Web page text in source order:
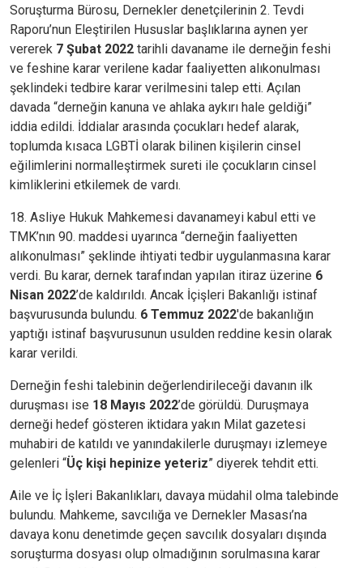
Soruşturma Bürosu, Dernekler denetçilerinin 2. Tevdi
Raporu’nun Eleştirilen Hususlar başlıklarına aynen yer
vererek 7 Şubat 2022 tarihli davaname ile derneğin feshi
ve feshine karar verilene kadar faaliyetten alıkonulması
şeklindeki tedbire karar verilmesini talep etti. Açılan
davada “derneğin kanuna ve ahlaka aykırı hale geldiği”
iddia edildi. İddialar arasında çocukları hedef alarak,
toplumda kısaca LGBTİ olarak bilinen kişilerin cinsel
eğilimlerini normalleştirmek sureti ile çocukların cinsel
kimliklerini etkilemek de vardı.
18. Asliye Hukuk Mahkemesi davanameyi kabul etti ve
TMK’nın 90. maddesi uyarınca “derneğin faaliyetten
alıkonulması” şeklinde ihtiyati tedbir uygulanmasına karar
verdi. Bu karar, dernek tarafından yapılan itiraz üzerine 6
Nisan 2022’de kaldırıldı. Ancak İçişleri Bakanlığı istinaf
başvurusunda bulundu. 6 Temmuz 2022'de bakanlığın
yaptığı istinaf başvurusunun usulden reddine kesin olarak
karar verildi.
Derneğin feshi talebinin değerlendirileceği davanın ilk
duruşması ise 18 Mayıs 2022’de görüldü. Duruşmaya
derneği hedef gösteren iktidara yakın Milat gazetesi
muhabiri de katıldı ve yanındakilerle duruşmayı izlemeye
gelenleri “Üç kişi hepinize yeteriz” diyerek tehdit etti.
Aile ve İç İşleri Bakanlıkları, davaya müdahil olma talebinde
bulundu. Mahkeme, savcılığa ve Dernekler Masası’na
davaya konu denetimde geçen savcılık dosyaları dışında
soruşturma dosyası olup olmadığının sorulmasına karar